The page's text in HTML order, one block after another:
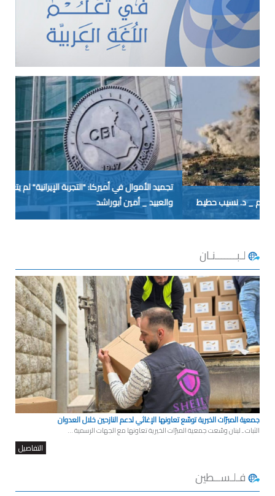
تجميد الأموال في أميركا: "التجربة الإيرانية" لم يتعلَّم منها الحمقى
والعبيد _ أمين أبوراشد
لـبـــــــنـان
جمعية المبرّات الخيرية توسّع تعاونها الإغاثي لدعم النازحين خلال العدوان
الثبات ـ لبنان وسّعت جمعية المبرّات الخيرية تعاونها مع الجهات الرسمية ...
التفاصيل
فـلـســطين